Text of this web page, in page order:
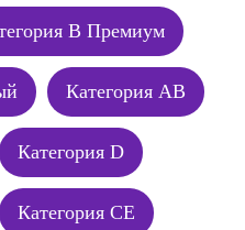
В Премиум
Категория АВ
Категория D
Категория CE